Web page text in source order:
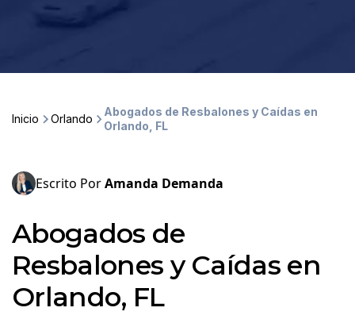
Inicio Orlando
Abogados de Resbalones y Caídas en
Orlando, FL
Escrito PorAmanda Demanda
Abogados de
Resbalones y Caídas en
Orlando, FL